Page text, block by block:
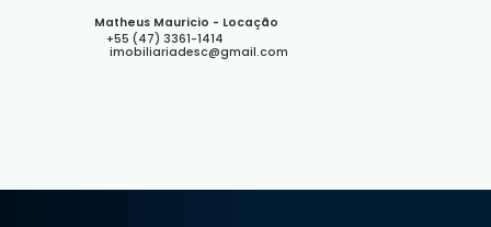
Matheus Mauricio - Locação
+55 (47) 3361-1414
imobiliariadesc@gmail.com